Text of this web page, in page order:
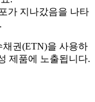
가 지나갔음을 나타
권(ETN)을 사용하
제품에 노출됩니다.